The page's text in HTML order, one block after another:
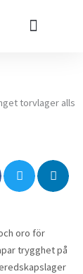
torvlager alls
oro för
trygghet på